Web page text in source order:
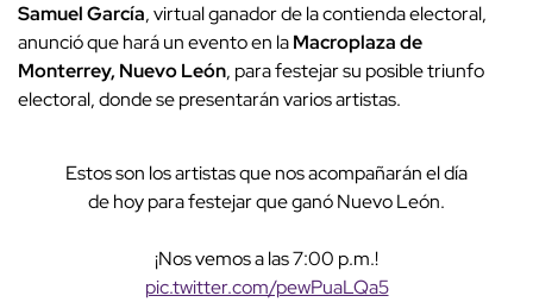
Samuel García, virtual ganador de la contienda electoral,
anunció que hará un evento en laMacroplaza de
Monterrey, Nuevo León, para festejar su posible triunfo
electoral, donde se presentarán varios artistas.
Estos son los artistas que nos acompañarán el día
de hoy para festejar que ganó Nuevo León.
¡Nos vemos a las 7:00 p.m.!
pic.twitter.com/pewPuaLQa5